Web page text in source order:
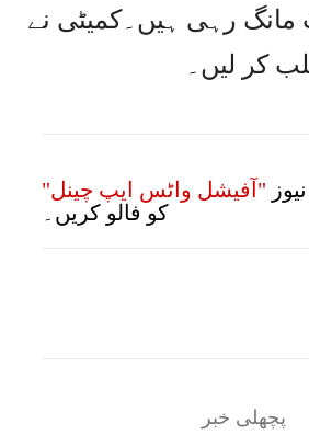
مانگ رہی ہیں۔کمیٹی نے
کر لیں۔
"آفیشل واٹس ایپ چینل"
کو فالو کریں۔
پچھلی خبر